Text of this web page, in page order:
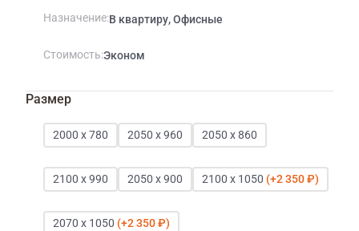
Назначение В квартиру, Офисные
Стоимость Эконом
Размер
2000 x 780 2050 х 960 2050 х 860
2100 x 990 2050 x 900 2100 x 1050 2 350 ₽
2070 x 1050 2 350 ₽